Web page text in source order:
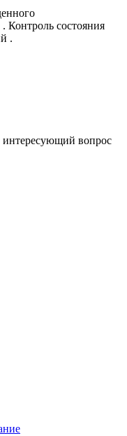
состояния
.
вопрос